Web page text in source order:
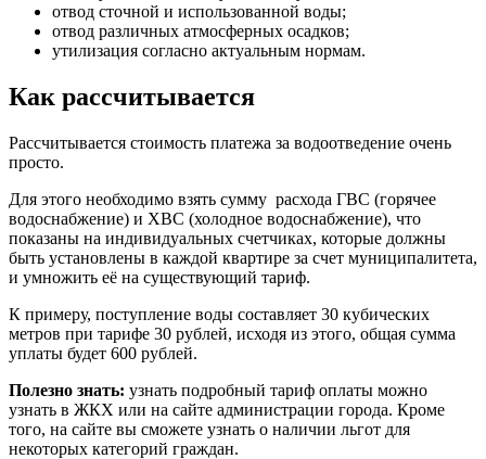
отвод сточной и использованной воды;
отвод различных атмосферных осадков;
утилизация согласно актуальным нормам.
Как рассчитывается
Рассчитывается стоимость платежа за водоотведение очень
просто.
Для этого необходимо взять сумму расхода ГВС (горячее
водоснабжение) и ХВС (холодное водоснабжение), что
показаны на индивидуальных счетчиках, которые должны
быть установлены в каждой квартире за счет муниципалитета,
и умножить её на существующий тариф.
К примеру, поступление воды составляет 30 кубических
метров при тарифе 30 рублей, исходя из этого, общая сумма
уплаты будет 600 рублей.
Полезно знать: узнать подробный тариф оплаты можно
узнать в ЖКХ или на сайте администрации города. Кроме
того, на сайте вы сможете узнать о наличии льгот для
некоторых категорий граждан.